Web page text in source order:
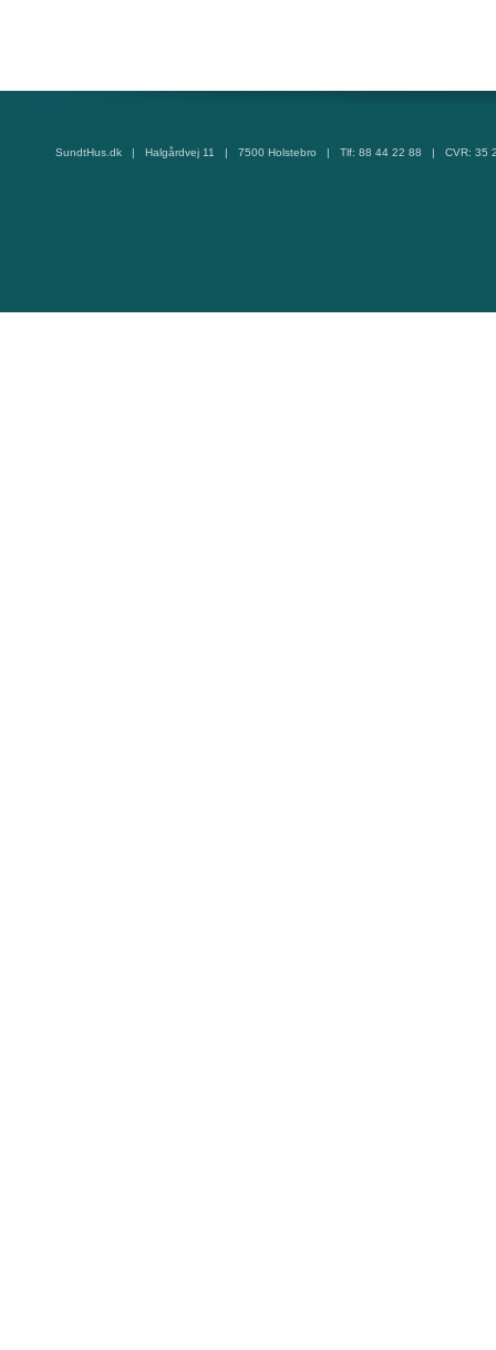
SundtHus.dk | Halgårdvej 11 | 7500 Holstebro | Tlf: 88 44 22 88 | CVR: